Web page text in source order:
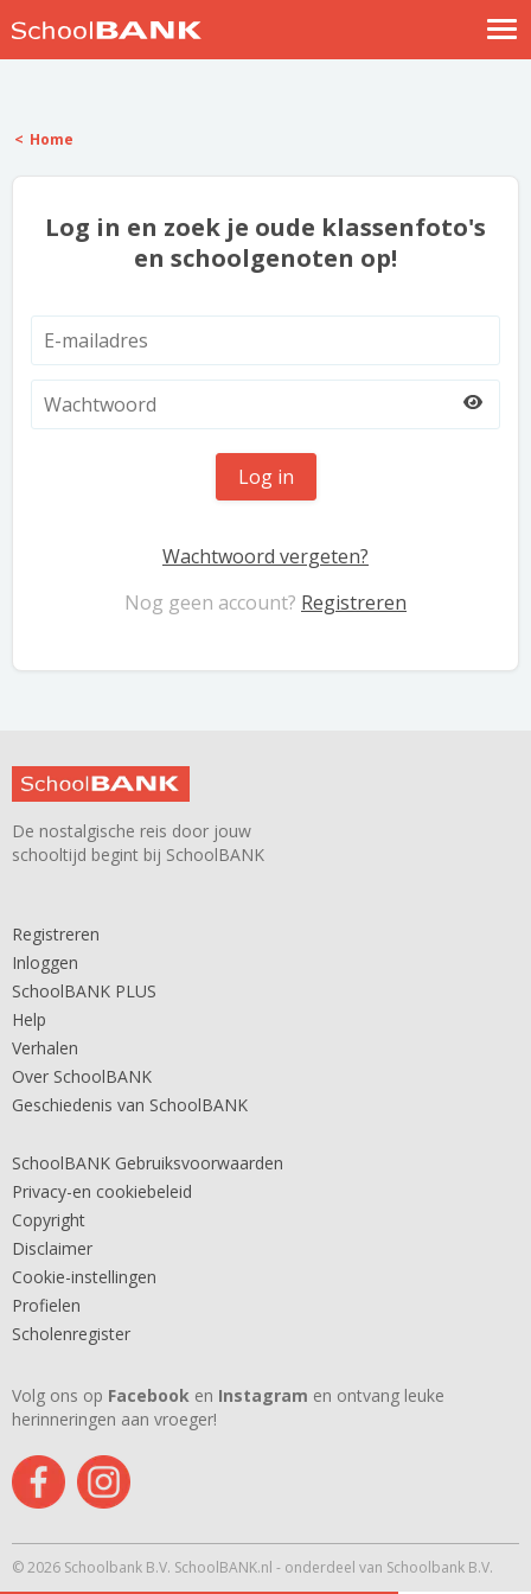
Help
Home
Log in en zoek je oude klassenfoto's
en schoolgenoten op!
Log in
Wachtwoord vergeten?
Nog geen account? Registreren
De nostalgische reis door jouw
schooltijd begint bij SchoolBANK
Registreren
Inloggen
SchoolBANK PLUS
Help
Verhalen
Over SchoolBANK
Geschiedenis van SchoolBANK
SchoolBANK Gebruiksvoorwaarden
Privacy-en cookiebeleid
Copyright
Disclaimer
Cookie-instellingen
Profielen
Scholenregister
Volg ons op Facebook en Instagram en ontvang leuke
herinneringen aan vroeger!
© 2026 Schoolbank B.V. SchoolBANK.nl - onderdeel van Schoolbank B.V.